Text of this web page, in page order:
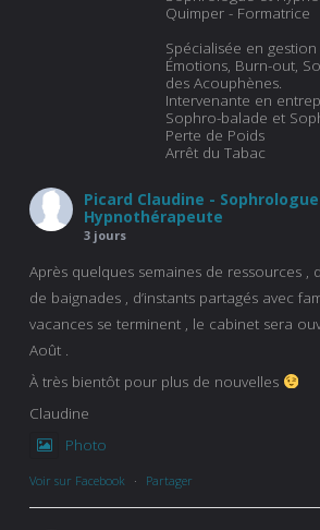
Quimper - Formatrice
Spécialisée en
Émotions, Burn-out,
des Acouphènes.
Intervenante en
Sophro-balade et
Perte de Poids
Arrêt du Tabac
Picard Claudine -
Hypnothérapeute
3 jours
Après quelques semaines de ressources ,
de baignades , d’instants partagés avec
vacances se terminent , le cabinet sera
Août .
À très bientôt pour plus de nouvelles
Claudine
Photo
Voir sur Facebook · Partager